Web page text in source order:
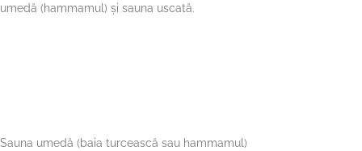
umedă (hammamul) și sauna uscată.
Sauna umedă (baia turcească sau hammamul)